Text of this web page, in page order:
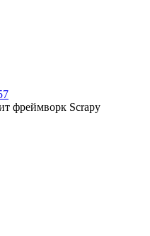
фреймворк Scrapy